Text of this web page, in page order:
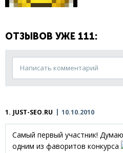
ОТЗЫВОВ УЖЕ 111:
Написать комментарий
1. JUST-SEO.RU 10.10.2010
Самый первый участник!
одним из фаворитов конкурса